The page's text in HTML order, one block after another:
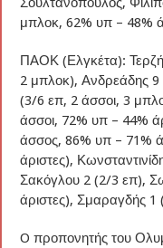
μπλοκ, 62% υπ – 48%
ΠΑΟΚ (Ελγκέτα):
2 μπλοκ), Ανδρεάδης
(3/6 επ, 2 άσσοι, 3
άσσοι, 72% υπ – 44%
άσσος, 86% υπ – 71%
άριστες),
Σακόγλου 2 (2/3 επ),
άριστες), Σμαραγδής
O προπονητής του